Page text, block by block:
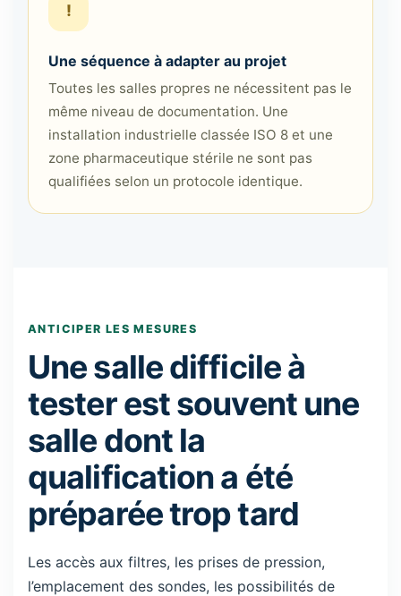
!
Une séquence à adapter au projet
Toutes les salles propres ne nécessitent pas le
même niveau de documentation. Une
installation industrielle classée ISO 8 et une
zone pharmaceutique stérile ne sont pas
qualifiées selon un protocole identique.
ANTICIPER LES MESURES
Une salle difficile à
tester est souvent une
salle dont la
qualification a été
préparée trop tard
Les accès aux filtres, les prises de pression,
l’emplacement des sondes, les possibilités de